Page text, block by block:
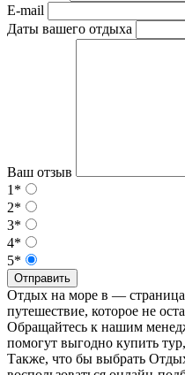
E-mail
Даты вашего отдыха
Ваш отзыв
1*
2*
3*
4*
5*
Отправить
Отдых на море в — страница
путешествие, которое не
Обращайтесь к нашим
помогут выгодно купить
Также, что бы выбрать